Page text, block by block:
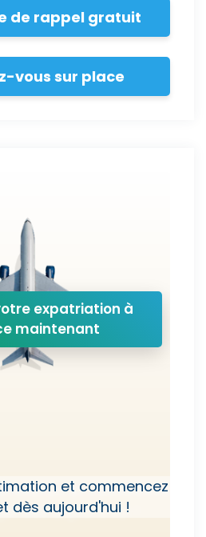
de rappel gratuit
vous sur place
expatriation à
maintenant
et commencez
dès aujourd'hui !